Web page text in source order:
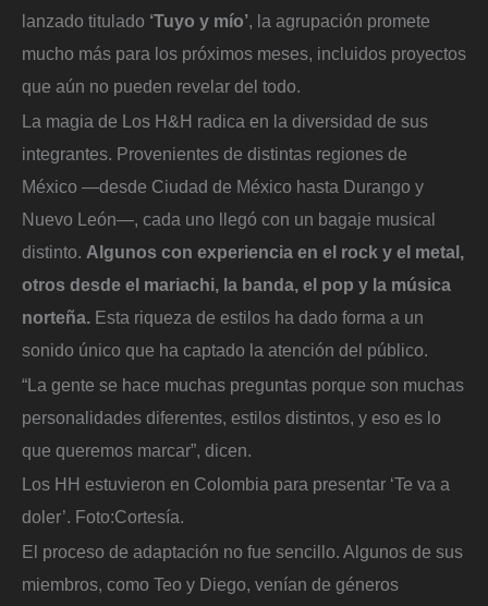
lanzado titulado ‘Tuyo y mío’, la agrupación promete
mucho más para los próximos meses, incluidos proyectos
que aún no pueden revelar del todo.
La magia de Los H&H radica en la diversidad de sus
integrantes. Provenientes de distintas regiones de
México —desde Ciudad de México hasta Durango y
Nuevo León—, cada uno llegó con un bagaje musical
distinto. Algunos con experiencia en el rock y el metal,
otros desde el mariachi, la banda, el pop y la música
norteña. Esta riqueza de estilos ha dado forma a un
sonido único que ha captado la atención del público.
“La gente se hace muchas preguntas porque son muchas
personalidades diferentes, estilos distintos, y eso es lo
que queremos marcar”, dicen.
Los HH estuvieron en Colombia para presentar ‘Te va a
doler’. Foto:Cortesía.
El proceso de adaptación no fue sencillo. Algunos de sus
miembros, como Teo y Diego, venían de géneros